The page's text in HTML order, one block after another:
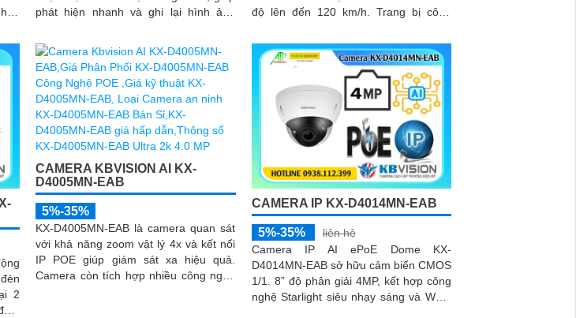
phát hiện nhanh và ghi lại hình ảnh
chống ngược sáng WDR 140dB,
camera đảm bảo chất lượng hình ảnh
vượt trội trong mọi điều kiện
độ lên đến 120 km/h. Trang bị công
và khoảng cách nhận diện lý tưởng từ
8–20m, camera mang đến hình ảnh
sắc nét trong mọi điều kiện ánh sáng
CAMERA KBVISION AI KX-
D4005MN-EAB
5%-35%
KX-D4005MN-EAB là camera quan sát
với khả năng zoom vật lý 4x và kết nối
IP POE giúp giám sát xa hiệu quả.
Camera còn tích hợp nhiều công nghệ
CAMERA IP KX-D4014MN-EAB
5%-35%
liên hệ
Camera IP AI ePoE Dome KX-
D4014MN-EAB sở hữu cảm biến CMOS
1/1. 8” độ phân giải 4MP, kết hợp công
nghệ Starlight siêu nhạy sáng và WDR